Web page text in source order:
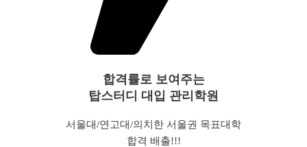
합격률로 보여주는
탑스터디 대입 관리학원
서울대/연고대/의치한 서울권 목표대학
합격 배출!!!